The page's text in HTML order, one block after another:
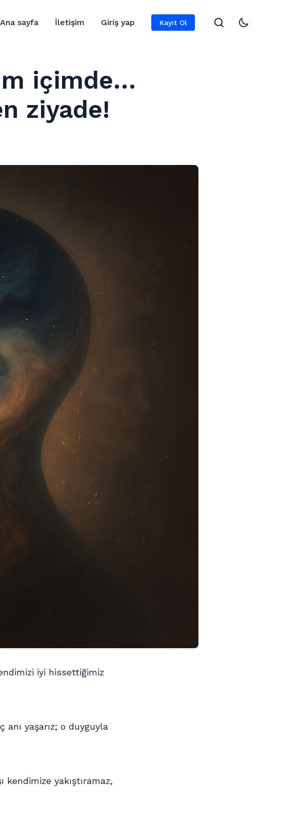
Ana sayfa İletişim Giriş yap Kayıt Ol
içimde…
ziyade!
iyi hissettiğimiz
yaşarız; o duyguyla
kendimize yakıştıramaz,